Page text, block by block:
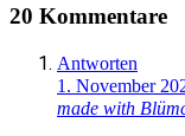
20 Kommentare
Antworten
1. November
made with